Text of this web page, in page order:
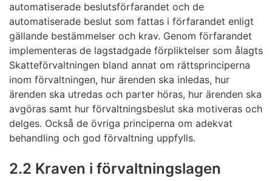
automatiserade beslutsförfarandet och de
automatiserade beslut som fattas i förfarandet enligt
gällande bestämmelser och krav. Genom förfarandet
implementeras de lagstadgade förpliktelser som ålagts
Skatteförvaltningen bland annat om rättsprinciperna
inom förvaltningen, hur ärenden ska inledas, hur
ärenden ska utredas och parter höras, hur ärenden ska
avgöras samt hur förvaltningsbeslut ska motiveras och
delges. Också de övriga principerna om adekvat
behandling och god förvaltning uppfylls.
2.2 Kraven i förvaltningslagen